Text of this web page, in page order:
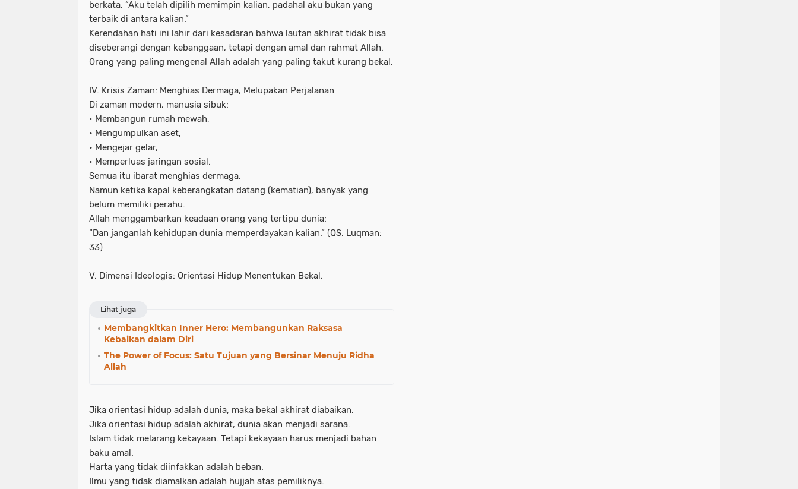
berkata, “Aku telah dipilih memimpin kalian, padahal aku bukan yang
terbaik di antara kalian.”
Kerendahan hati ini lahir dari kesadaran bahwa lautan akhirat tidak bisa
diseberangi dengan kebanggaan, tetapi dengan amal dan rahmat Allah.
Orang yang paling mengenal Allah adalah yang paling takut kurang bekal.
IV. Krisis Zaman: Menghias Dermaga, Melupakan Perjalanan
Di zaman modern, manusia sibuk:
• Membangun rumah mewah,
• Mengumpulkan aset,
• Mengejar gelar,
• Memperluas jaringan sosial.
Semua itu ibarat menghias dermaga.
Namun ketika kapal keberangkatan datang (kematian), banyak yang
belum memiliki perahu.
Allah menggambarkan keadaan orang yang tertipu dunia:
“Dan janganlah kehidupan dunia memperdayakan kalian.” (QS. Luqman:
33)
V. Dimensi Ideologis: Orientasi Hidup Menentukan Bekal.
Lihat juga
Membangkitkan Inner Hero: Membangunkan Raksasa
Kebaikan dalam Diri
The Power of Focus: Satu Tujuan yang Bersinar Menuju Ridha
Allah
Jika orientasi hidup adalah dunia, maka bekal akhirat diabaikan.
Jika orientasi hidup adalah akhirat, dunia akan menjadi sarana.
Islam tidak melarang kekayaan. Tetapi kekayaan harus menjadi bahan
baku amal.
Harta yang tidak diinfakkan adalah beban.
Ilmu yang tidak diamalkan adalah hujjah atas pemiliknya.